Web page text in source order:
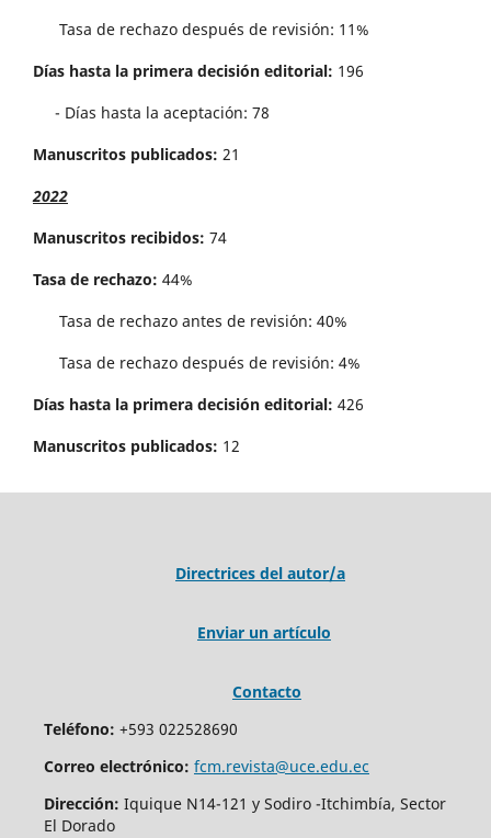
Tasa de rechazo después de revisión: 11%
Días hasta la primera decisión editorial: 196
- Días hasta la aceptación: 78
Manuscritos publicados: 21
2022
Manuscritos recibidos: 74
Tasa de rechazo: 44%
Tasa de rechazo antes de revisi´on: 40%
Tasa de rechazo después de revisión: 4%
Días hasta la primera decisión editorial: 426
Manuscritos publicados: 12
Directrices del autor/a
Enviar un artículo
Contacto
Teléfono: +593 022528690
Correo electrónico: fcm.revista@uce.edu.ec
Dirección: Iquique N14-121 y Sodiro -Itchimbía, Sector
El Dorado